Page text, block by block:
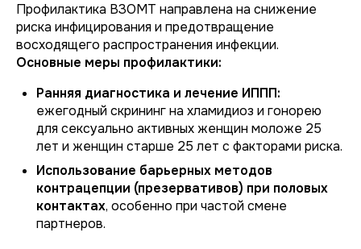
Профилактика ВЗОМТ направлена на снижение
риска инфицирования и предотвращение
восходящего распространения инфекции.
Основные меры профилактики:
Ранняя диагностика и лечение ИППП:
ежегодный скрининг на хламидиоз и гонорею
для сексуально активных женщин моложе 25
лет и женщин старше 25 лет с факторами риска.
Использование барьерных методов
контрацепции (презервативов) при половых
контактах, особенно при частой смене
партнеров.